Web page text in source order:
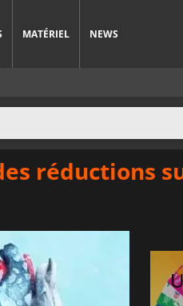
MATÉRIEL NEWS
réductions